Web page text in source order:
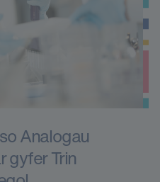
Analogau
gyfer Trin